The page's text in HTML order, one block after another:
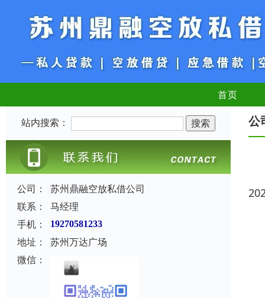
首页
站内搜索：
公司：
苏州鼎融空放私借公司
联系：
马经理
手机：
19270581233
地址：
苏州万达广场
微信：
公